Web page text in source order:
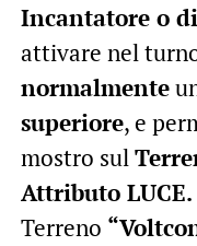
Incantatore o
attivare nel
normalmente
superiore, e
mostro sul
Attributo LUCE.
Terreno